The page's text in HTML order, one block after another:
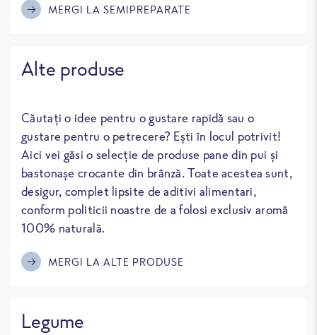
MERGI LA SEMIPREPARATE
Alte produse
Căutați o idee pentru o gustare rapidă sau o
gustare pentru o petrecere? Ești în locul potrivit!
Aici vei găsi o selecție de produse pane din pui și
bastonașe crocante din brânză. Toate acestea sunt,
desigur, complet lipsite de aditivi alimentari,
conform politicii noastre de a folosi exclusiv aromă
100% naturală.
MERGI LA ALTE PRODUSE
Legume